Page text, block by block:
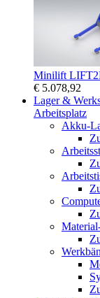
Minilift
€ 5.078,92
Lager &
Arbeitsplatz
Akku-